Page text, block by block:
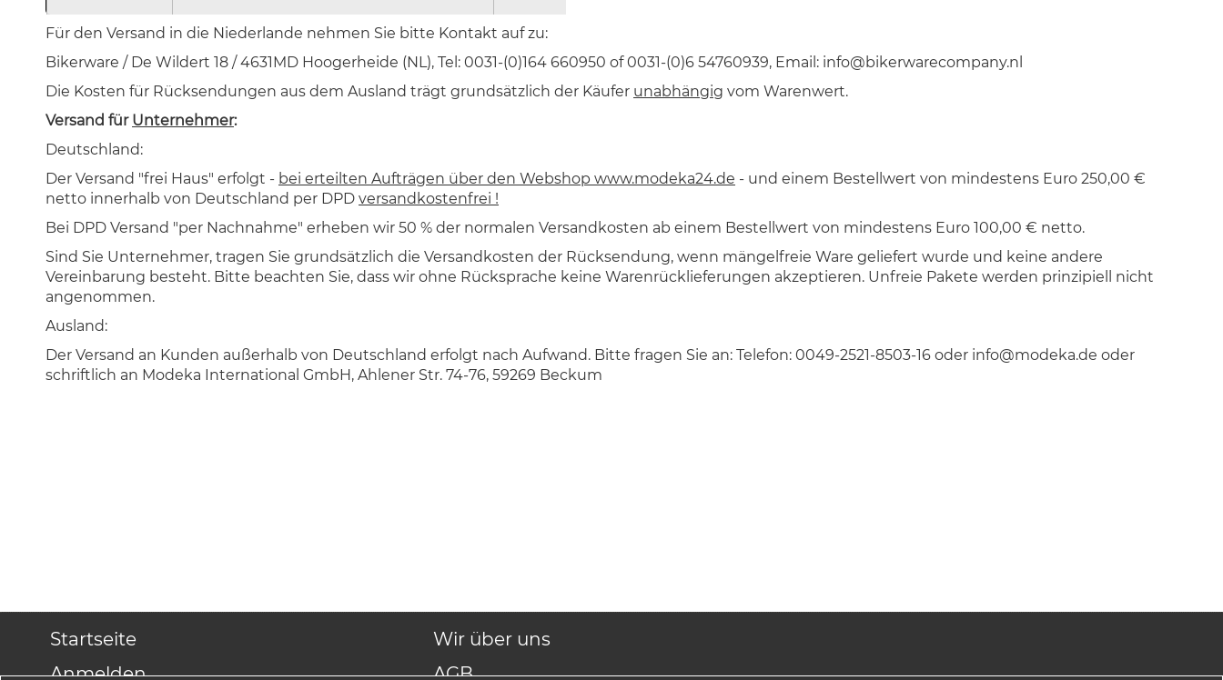
Für den Versand in die Niederlande nehmen Sie bitte Kontakt auf zu:
Bikerware / De Wildert 18 / 4631MD Hoogerheide (NL), Tel: 0031-(0)164 660950 of 0031-(0)6 54760939, Email: info@bikerwarecompany.nl
Die Kosten für Rücksendungen aus dem Ausland trägt grundsätzlich der Käufer unabhängig vom Warenwert.
Versand für Unternehmer:
Deutschland:
Der Versand "frei Haus" erfolgt - bei erteilten Aufträgen über den Webshop www.modeka24.de - und einem Bestellwert von mindestens Euro 250,00 €
netto innerhalb von Deutschland per DPD versandkostenfrei !
Bei DPD Versand "per Nachnahme" erheben wir 50 % der normalen Versandkosten ab einem Bestellwert von mindestens Euro 100,00 € netto.
Sind Sie Unternehmer, tragen Sie grundsätzlich die Versandkosten der Rücksendung, wenn mängelfreie Ware geliefert wurde und keine andere
Vereinbarung besteht. Bitte beachten Sie, dass wir ohne Rücksprache keine Warenrücklieferungen akzeptieren. Unfreie Pakete werden prinzipiell nicht
angenommen.
Ausland:
Der Versand an Kunden außerhalb von Deutschland erfolgt nach Aufwand. Bitte fragen Sie an: Telefon: 0049-2521-8503-16 oder info@modeka.de oder
schriftlich an Modeka International GmbH, Ahlener Str. 74-76, 59269 Beckum
Startseite
Anmelden
Wir über uns
AGB